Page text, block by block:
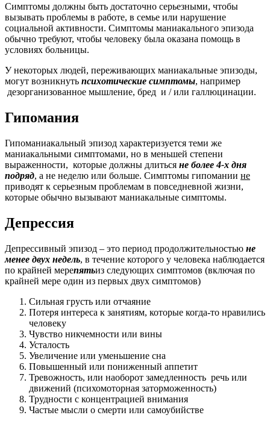
Симптомы должны быть достаточно серьезными, чтобы
вызывать проблемы в работе, в семье или нарушение
социальной активности. Симптомы маниакального эпизода
обычно требуют, чтобы человеку была оказана помощь в
условиях больницы.
У некоторых людей, переживающих маниакальные эпизоды,
могут возникнуть психотические симптомы, например
дезорганизованное мышление, бред и / или галлюцинации.
Гипомания
Гипоманиакальный эпизод характеризуется теми же
маниакальными симптомами, но в меньшей степени
выраженности, которые должны длиться не более 4-х дня
подряд, а не неделю или больше. Симптомы гипомании не
приводят к серьезным проблемам в повседневной жизни,
которые обычно вызывают маниакальные симптомы.
Депрессия
Депрессивный эпизод – это период продолжительностью не
менее двух недель, в течение которого у человека наблюдается
по крайней мерепятьиз следующих симптомов (включая по
крайней мере один из первых двух симптомов)
Сильная грусть или отчаяние
Потеря интереса к занятиям, которые когда-то нравились
человеку
Чувство никчемности или вины
Усталость
Увеличение или уменьшение сна
Повышенный или пониженный аппетит
Тревожность, или наоборот замедленность речь или
движений (психомоторная заторможенность)
Трудности с концентрацией внимания
Частые мысли о смерти или самоубийстве